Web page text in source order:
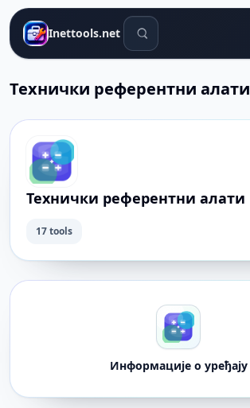
Inettools.net Алати за претрагу
Технички референтни алати
Технички референтни алати
17 tools
Информације о уређају